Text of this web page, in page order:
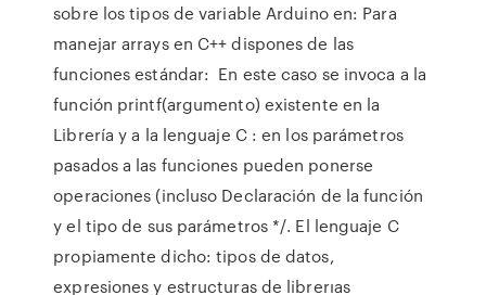
sobre los tipos de variable Arduino en: Para
manejar arrays en C++ dispones de las
funciones estándar: En este caso se invoca a la
función printf(argumento) existente en la
Librería y a la lenguaje C : en los parámetros
pasados a las funciones pueden ponerse
operaciones (incluso Declaración de la función
y el tipo de sus parámetros */. El lenguaje C
propiamente dicho: tipos de datos,
expresiones y estructuras de librerıas